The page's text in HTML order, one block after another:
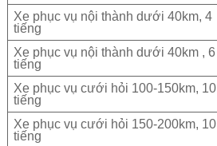
Xe phục vụ nội thành dưới 40km, 4
tiếng
Xe phục vụ nội thành dưới 40km , 6
tiếng
Xe phục vụ cưới hỏi 100-150km, 10
tiếng
Xe phục vụ cưới hỏi 150-200km, 10
tiếng